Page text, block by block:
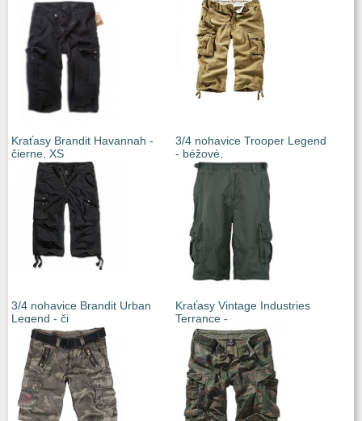
Kraťasy Brandit Havannah -
čierne, XS
3/4 nohavice Trooper Legend
- béžové,
3/4 nohavice Brandit Urban
Legend - či
Kraťasy Vintage Industries
Terrance -